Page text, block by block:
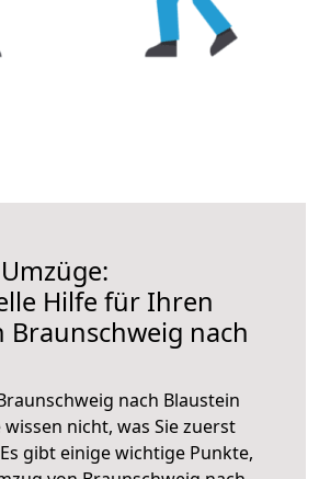
Hilfe für Ihren
Braunschweig nach
nach Blaustein
nicht, was Sie zuerst
gibt einige wichtige Punkte,